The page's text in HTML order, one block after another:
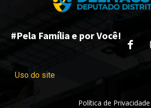
#Pela Família e por Você!
Uso do site
Política de Privacidade